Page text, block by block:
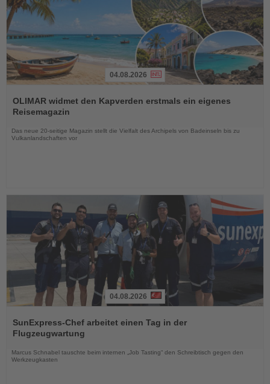
Sie
die
Nachrichten
04.08.2026
OLIMAR widmet den Kapverden erstmals ein eigenes
Reisemagazin
Das neue 20-seitige Magazin stellt die Vielfalt des Archipels von Badeinseln bis zu
Vulkanlandschaften vor
Sie
die
Nachrichten
04.08.2026
SunExpress-Chef arbeitet einen Tag in der
Flugzeugwartung
Marcus Schnabel tauschte beim internen „Job Tasting“ den Schreibtisch gegen den
Werkzeugkasten